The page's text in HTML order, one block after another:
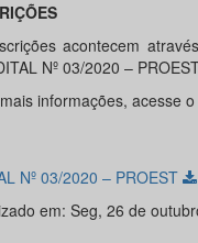
acontecem
Nº 03/2020 –
informações, acesse
Nº 03/2020 – PROEST
em: Seg, 26 de